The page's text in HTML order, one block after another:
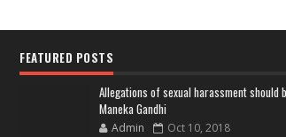
FEATURED POSTS
Allegations of sexual harassment should
Maneka Gandhi
Admin Oct 10, 2018